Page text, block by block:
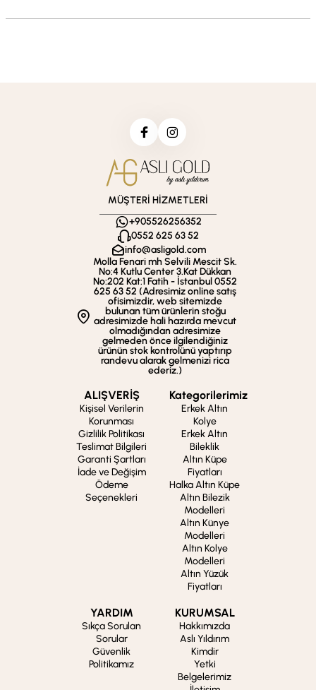
MÜŞTERİ HİZMETLERİ
+905526256352
0552 625 63 52
info@asligold.com
Molla Fenari mh Selvili Mescit Sk.
No:4 Kutlu Center 3.Kat Dükkan
No:202 Kat:1 Fatih - İstanbul 0552
625 63 52 (Adresimiz online satış
ofisimizdir, web sitemizde
bulunan tüm ürünlerin stoğu
adresimizde hali hazırda mevcut
olmadığından adresimize
gelmeden önce ilgilendiğiniz
ürünün stok kontrolünü yaptırıp
randevu alarak gelmenizi rica
ederiz.)
ALIŞVERİŞ
Kişisel Verilerin
Korunması
Gizlilik Politikası
Teslimat Bilgileri
Garanti Şartları
İade ve Değişim
Ödeme
Seçenekleri
Kategorilerimiz
Erkek Altın
Kolye
Erkek Altın
Bileklik
Altın Küpe
Fiyatları
Halka Altın Küpe
Altın Bilezik
Modelleri
Altın Künye
Modelleri
Altın Kolye
Modelleri
Altın Yüzük
Fiyatları
YARDIM
Sıkça Sorulan
Sorular
Güvenlik
Politikamız
KURUMSAL
Hakkımızda
Aslı Yıldırım
Kimdir
Yetki
Belgelerimiz